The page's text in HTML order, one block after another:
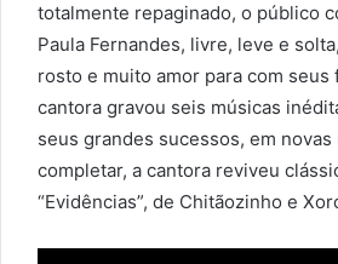
totalmente repaginado, o público
Paula Fernandes, livre, leve e
rosto e muito amor para com seus
cantora gravou seis músicas
seus grandes sucessos, em
completar, a cantora reviveu
“Evidências”, de Chitãozinho e